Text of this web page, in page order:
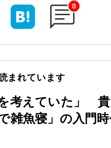
0
まれています
考えていた」
雑魚寝」の入門